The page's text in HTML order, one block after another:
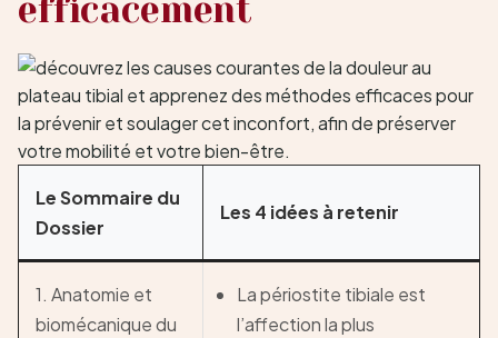
efficacement
Le Sommaire du
Dossier
Les 4 idées à retenir
1. Anatomie et
biomécanique du
La périostite tibiale est
l’affection la plus